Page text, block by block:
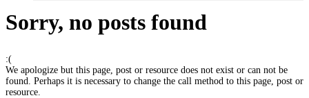
Sorry, no posts found
:(
We apologize but this page, post or resource does not exist or can not be
found. Perhaps it is necessary to change the call method to this page, post or
resource.